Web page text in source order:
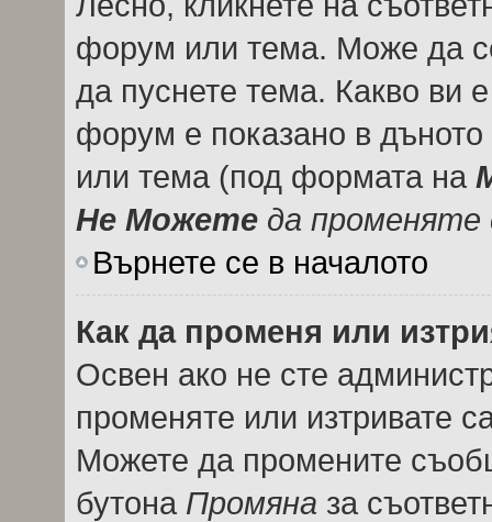
форум или тема. Може да
да пуснете тема. Какво ви
форум е показано в
или тема (под формата на
Не Можете да
Върнете се в началото
Как да променя или
Освен ако не сте
променяте или изтривате
Можете да промените
бутона Промяна за